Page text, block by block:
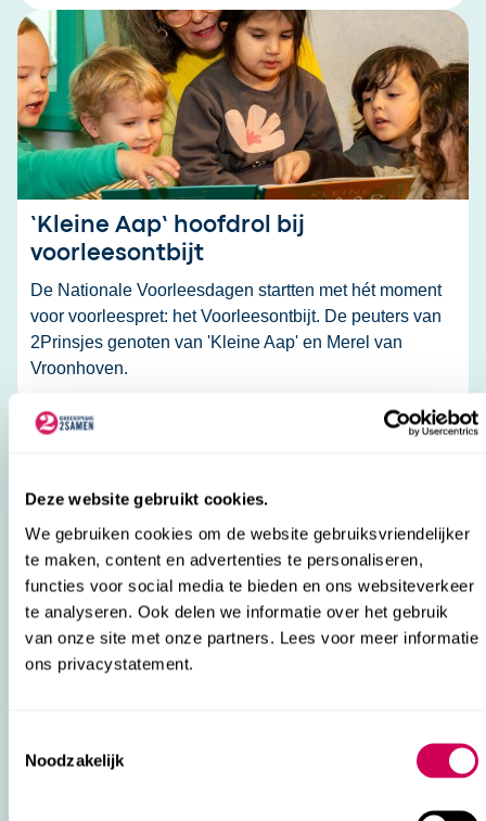
Deze website gebruikt cookies.
We gebruiken cookies om de website gebruiksvriendelijker
te maken, content en advertenties te personaliseren,
functies voor social media te bieden en ons websiteverkeer
te analyseren. Ook delen we informatie over het gebruik
van onze site met onze partners. Lees voor meer informatie
ons privacystatement.
Selection
Noodzakelijk
‘Kleine Aap’ hoofdrol bij
voorleesontbijt
De Nationale Voorleesdagen startten met hét moment
voor voorleespret: het Voorleesontbijt. De peuters van
2Prinsjes genoten van 'Kleine Aap' en Merel van
Vroonhoven.
Road2School-locaties onderdeel van
2Samen
onder de vlag van 2Samen. Gewone opvang en toch
een beetje anders.